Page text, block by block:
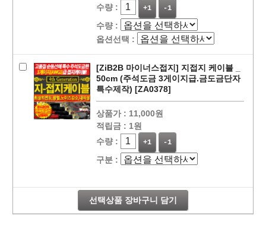
페이코 라이
구매
수량 :
+1 -1
수량 :
옵션선택 :
[ZiB2B 마이너스접지] 지접지 케이블 _
50cm (주석도금 3게이지급.금도금단자
특수제작) [ZA0378]
상품가 : 11,000원
적립금 : 1원
수량 :
+1 -1
구분 :
선택상품 장바구니 담기